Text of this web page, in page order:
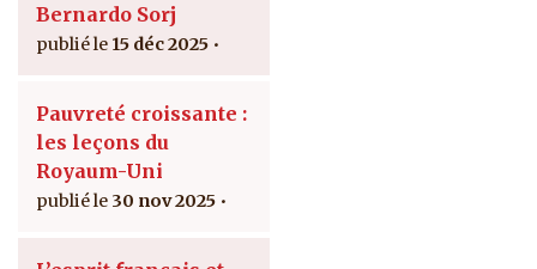
Bernardo Sorj
15 déc 2025
Pauvreté croissante :
les leçons du
Royaum-Uni
30 nov 2025